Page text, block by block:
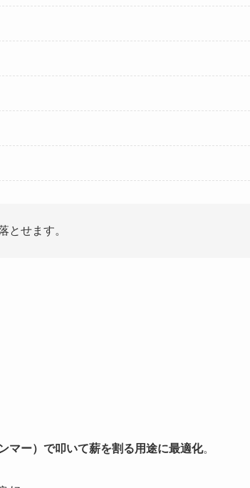
とせます。
マー）で叩いて薪を割る用途に最適化。